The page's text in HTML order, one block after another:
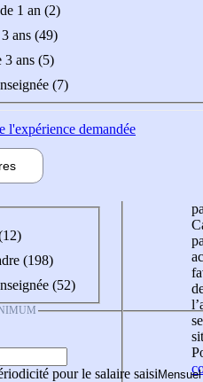
1 an (2)
ans (49)
3 ans (5)
(7)
l'expérience demandée
(198)
(52)
pour le salaire saisi